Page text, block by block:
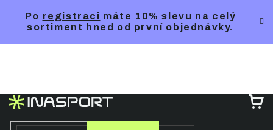
Po registraci máte 10% slevu na celý
sortiment hned od první objednávky.